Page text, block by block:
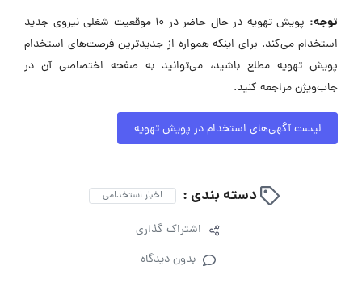
توجه:
پویش تهویه در حال حاضر در ۱۰ موقعیت شغلی نیروی جدید
استخدام می‌کند. برای اینکه همواره از جدیدترین فرصت‌های استخدام
پویش تهویه مطلع باشید، می‌توانید به صفحه اختصاصی آن در
جاب‌ویژن مراجعه کنید.
لیست آگهی‌های استخدام در پویش تهویه
دسته بندی : اخبار استخدامی
اشتراک گذاری
بدون دیدگاه